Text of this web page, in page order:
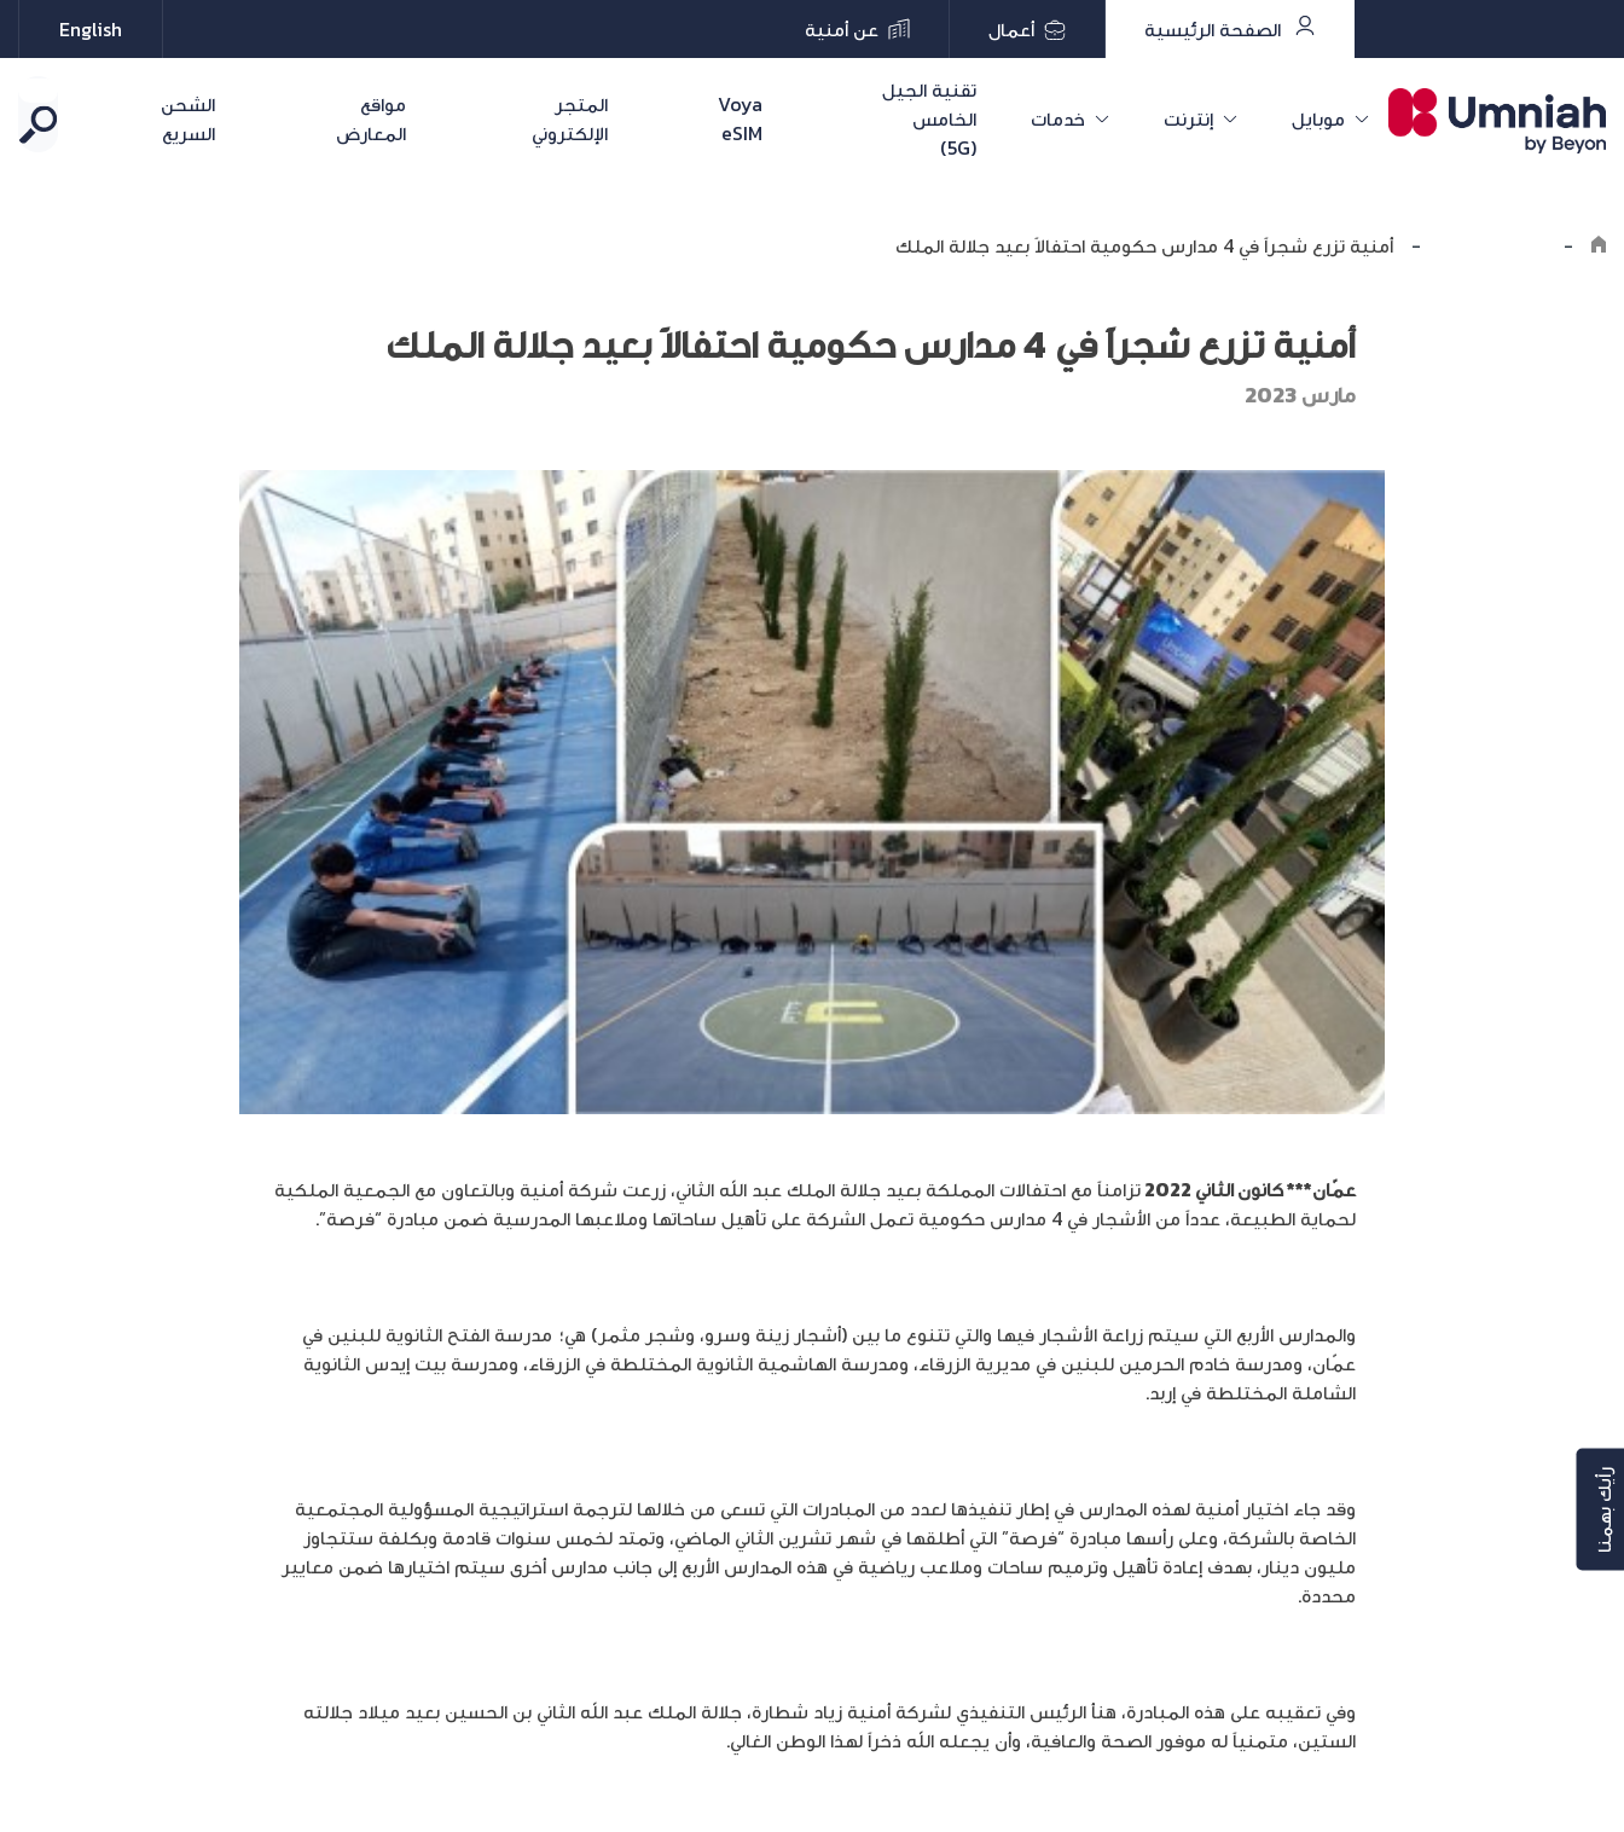
الصفحة الرئيسية أعمال عن أمنية English
موبايل إنترنت خدمات
تقنية الجيل
الخامس
(5G)
Voya
eSIM
المتجر
الإلكتروني
مواقع
المعارض
الشحن
السريع
-
- أمنية تزرع شجراً في 4 مدارس حكومية احتفالاً بعيد جلالة الملك
أمنية تزرع شجراً في 4 مدارس حكومية احتفالاً بعيد جلالة الملك
مارس 2023
عمّان*** كانون الثاني 2022
تزامناً مع احتفالات المملكة بعيد جلالة الملك عبد الله الثاني، زرعت شركة أمنية وبالتعاون مع الجمعية الملكية
لحماية الطبيعة، عدداً من الأشجار في 4 مدارس حكومية تعمل الشركة على تأهيل ساحاتها وملاعبها المدرسية ضمن مبادرة “فرصة”.
والمدارس الأربع التي سيتم زراعة الأشجار فيها والتي تتنوع ما بين (أشجار زينة وسرو، وشجر مثمر) هي؛ مدرسة الفتح الثانوية للبنين في
عمّان، ومدرسة خادم الحرمين للبنين في مديرية الزرقاء، ومدرسة الهاشمية الثانوية المختلطة في الزرقاء، ومدرسة بيت إيدس الثانوية
الشاملة المختلطة في إربد.
وقد جاء اختيار أمنية لهذه المدارس في إطار تنفيذها لعدد من المبادرات التي تسعى من خلالها لترجمة استراتيجية المسؤولية المجتمعية
الخاصة بالشركة، وعلى رأسها مبادرة “فرصة” التي أطلقها في شهر تشرين الثاني الماضي، وتمتد لخمس سنوات قادمة وبكلفة ستتجاوز
مليون دينار، بهدف إعادة تأهيل وترميم ساحات وملاعب رياضية في هذه المدارس الأربع إلى جانب مدارس أخرى سيتم اختيارها ضمن معايير
محددة.
وفي تعقيبه على هذه المبادرة، هنأ الرئيس التنفيذي لشركة أمنية زياد شطارة، جلالة الملك عبد الله الثاني بن الحسين بعيد ميلاد جلالته
الستين، متمنياً له موفور الصحة والعافية، وأن يجعله الله ذخراً لهذا الوطن الغالي.
رأيك بهمنا